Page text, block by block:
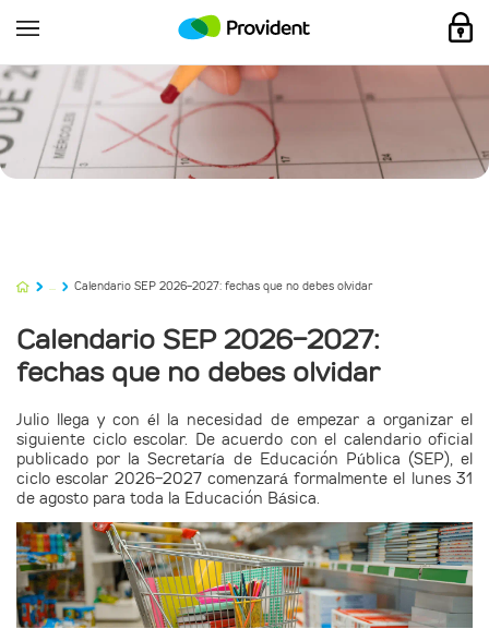
... Calendario SEP 2026-2027: fechas que no debes olvidar
Calendario SEP 2026-2027:
fechas que no debes olvidar
Julio llega y con él la necesidad de empezar a organizar el
siguiente ciclo escolar. De acuerdo con el calendario oficial
publicado por la Secretaría de Educación Pública (SEP), el
ciclo escolar 2026-2027 comenzará formalmente el lunes 31
de agosto para toda la Educación Básica.